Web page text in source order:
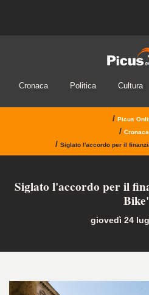
Cronaca Politica Cultura
/ Picus
/ Cronaca
/ Siglato l'accordo per il
Siglato l'accordo per il
Bike'
giovedì 24